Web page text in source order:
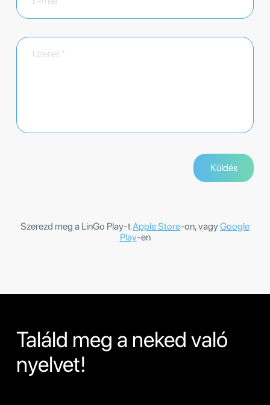
Szerezd meg a LinGo Play-tApple Store-on, vagyGoogle
Play-en
Találd meg a neked való
nyelvet!